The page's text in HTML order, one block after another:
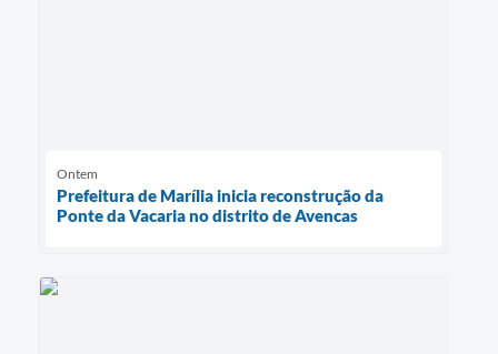
Ontem
Prefeitura de Marília inicia reconstrução da
Ponte da Vacaria no distrito de Avencas